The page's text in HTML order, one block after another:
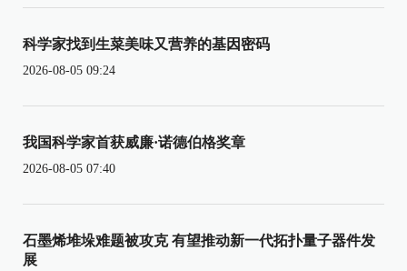
科学家找到生菜美味又营养的基因密码
2026-08-05 09:24
我国科学家首获威廉·诺德伯格奖章
2026-08-05 07:40
石墨烯堆垛难题被攻克 有望推动新一代拓扑量子器件发
展